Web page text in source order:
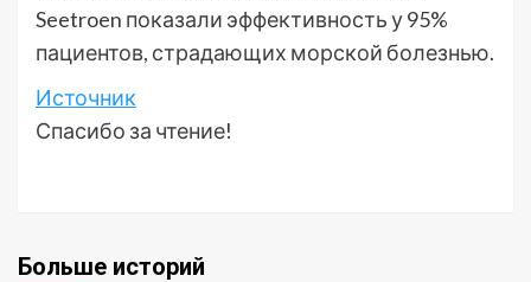
Seetroen показали эффективность у 95%
пациентов, страдающих морской болезнью.
Источник
Спасибо за чтение!
Больше историй